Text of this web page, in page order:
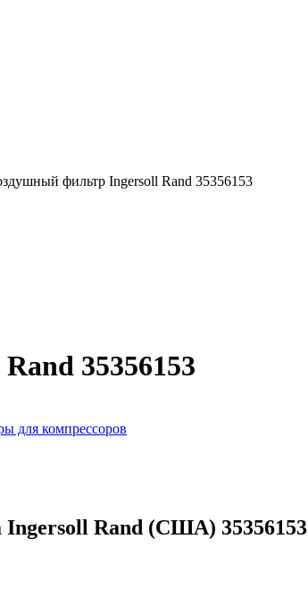
фильтр Ingersoll Rand 35356153
35356153
для компрессоров
Ingersoll Rand (США) 35356153